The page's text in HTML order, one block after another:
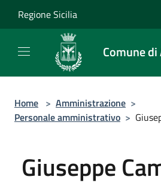
Regione Sicilia
Comune
Home > Amministrazione >
Personale amministrativo >
Giuseppe